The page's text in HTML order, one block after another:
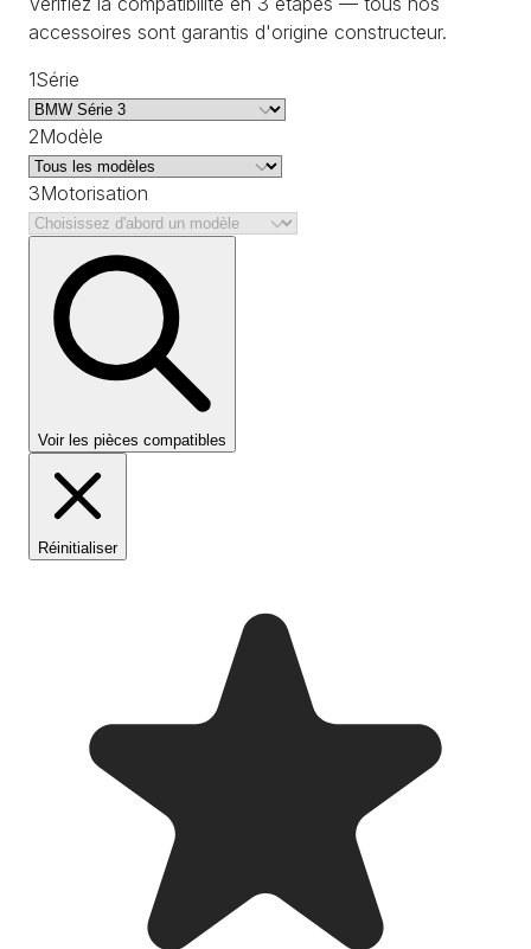
accessoires sont garantis d'origine constructeur.
1Série
2Modèle
3Motorisation
Voir les pièces compatibles
Réinitialiser